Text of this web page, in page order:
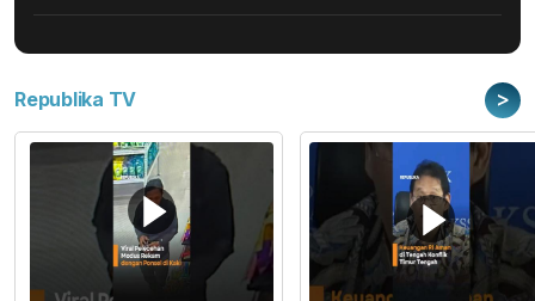
Republika TV >